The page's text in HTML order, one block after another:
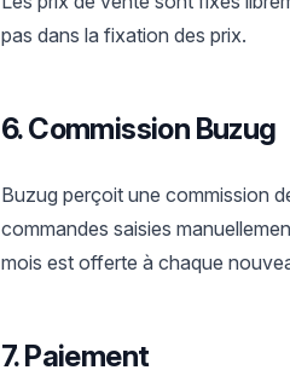
pas dans la fixation des prix.
6. Commission Buzug
Buzug perçoit une commission
commandes saisies
mois est offerte à chaque
7. Paiement